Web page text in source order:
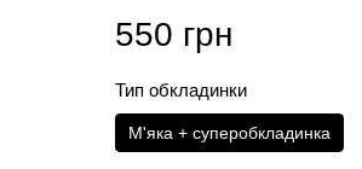
550 грн
Тип обкладинки
М'яка + суперобкладинка